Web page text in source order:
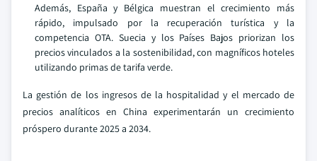
Además, España y Bélgica muestran el crecimiento más
rápido, impulsado por la recuperación turística y la
competencia OTA. Suecia y los Países Bajos priorizan los
precios vinculados a la sostenibilidad, con magníficos hoteles
utilizando primas de tarifa verde.
La gestión de los ingresos de la hospitalidad y el mercado de
precios analíticos en China experimentarán un crecimiento
próspero durante 2025 a 2034.